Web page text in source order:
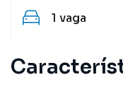
1 vaga